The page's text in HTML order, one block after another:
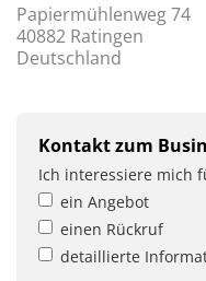
Papiermühlenweg 74
40882 Ratingen
Deutschland
Kontakt zum
Ich interessiere mich
ein Angebot
einen Rückruf
detaillierte